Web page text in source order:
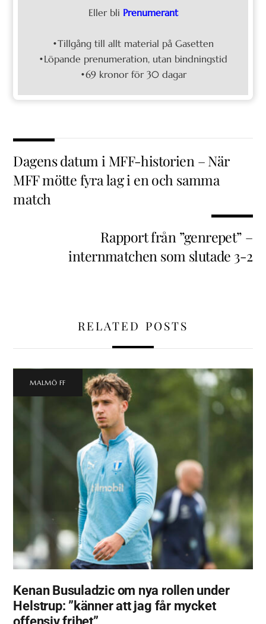
Eller bli Prenumerant
•Tillgång till allt material på Gasetten
•Löpande prenumeration, utan bindningstid
•69 kronor för 30 dagar
Dagens datum i MFF-historien – När
MFF mötte fyra lag i en och samma
match
Rapport från ”genrepet” –
internmatchen som slutade 3-2
RELATED POSTS
MALMÖ FF
Kenan Busuladzic om nya rollen under
Helstrup: ”känner att jag får mycket
offensiv frihet”